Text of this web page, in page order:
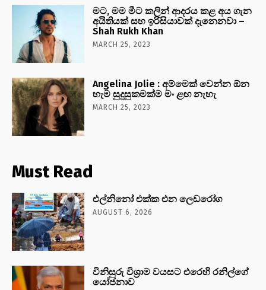
මට, මම මීට කලින් ආදරය කළ අය ගැන
අයිතියක් සහ ඉරිසියාවක් දැනෙනවා –
Shah Rukh Khan
MARCH 25, 2023
Angelina Jolie : අම්මෙක් වෙන්න ඕන
හැම සුදුසුකමක්ම මං ළඟ නැහැ
MARCH 25, 2023
Must Read
එල්නිනෝ එක්ක එන ලෙඩරෝග
AUGUST 6, 2026
විනිසුරු විශ්‍රාම වයසට එරෙහි රනිල්ගේ
යෝජනාව